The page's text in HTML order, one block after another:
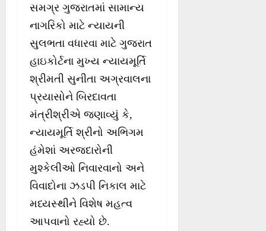
સમગ્ર ગુજરાતમાં સામાન્ય
નાગરિકો માટે ન્યાયની
સુલભતા વધારવા માટે ગુજરાત
હાઇકોર્ટના મુખ્ય ન્યાયમૂર્તિ
શ્રીમતી સુનીતા અગ્રવાલના
પ્રયાસોને બિરદાવતા
મંત્રીશ્રીએ જણાવ્યું કે,
ન્યાયમૂર્તિ શ્રીનો અભિગમ
હંમેશાં અરજદારોની
મુશ્કેલીઓ નિવારવાનો અને
વિવાદોના ઝડપી નિકાલ માટે
મધ્યસ્થીને વિશેષ મહત્વ
આપવાનો રહ્યો છે.